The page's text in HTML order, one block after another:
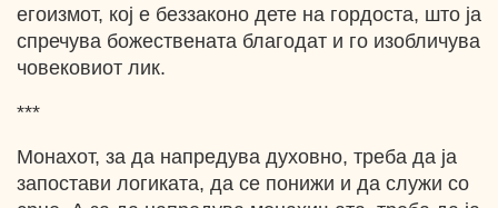
егоизмот, кој е беззаконо дете на гордоста, што ја
спречува божествената благодат и го изобличува
човековиот лик.
***
Монахот, за да напредува духовно, треба да ја
запостави логиката, да се понижи и да служи со